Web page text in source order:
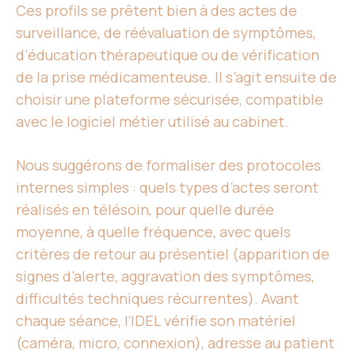
Ces profils se prêtent bien à des actes de
surveillance, de réévaluation de symptômes,
d’éducation thérapeutique ou de vérification
de la prise médicamenteuse. Il s’agit ensuite de
choisir une plateforme sécurisée, compatible
avec le logiciel métier utilisé au cabinet.
Nous suggérons de formaliser des protocoles
internes simples : quels types d’actes seront
réalisés en télésoin, pour quelle durée
moyenne, à quelle fréquence, avec quels
critères de retour au présentiel (apparition de
signes d’alerte, aggravation des symptômes,
difficultés techniques récurrentes). Avant
chaque séance, l’IDEL vérifie son matériel
(caméra, micro, connexion), adresse au patient